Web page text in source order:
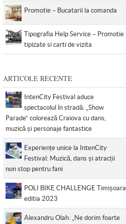
Promotie – Bucatarii la comanda
Tipografia Help Service – Promotie
tipizate si carti de vizita
ARTICOLE RECENTE
IntenCity Festival aduce
spectacolul în stradă: „Show
Parade” colorează Craiova cu dans,
muzică și personaje fantastice
Experiențe unice la IntenCity
Festival: Muzică, dans și atracții
non stop pentru fani
POLI BIKE CHALLENGE Timișoara
editia 2023
Alexandru Olah: „Ne dorim foarte